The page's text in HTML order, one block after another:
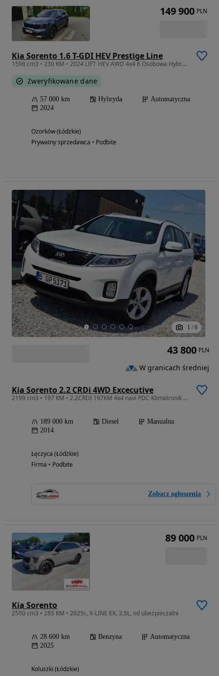
Kia Sorento 1.6 T-GDI HEV Prestige Line
1598 cm3 • 230 KM • 2024 LIFT HEV AWD 4x4 6 Osobowa Hybryda Nowe Opony
Zweryfikowane dane
57 000 km Hybryda
Automatyczna
2024
Ozorków (Łódzkie)
Prywatny sprzedawca • Podbite
149 900 PLN
1 / 6
Kia Sorento 2.2 CRDi 4WD Excecutive
2199 cm3 • 197 KM • 2.2CRDI 197KM 4x4 navi PDC Klimatronik Kamera RATY GWARANCJA
189 000 km Diesel
Manualna
2014
Łęczyca (Łódzkie)
Firma • Podbite
Zobacz ogłoszenia
43 800 PLN
W granicach średniej
Kia Sorento
2500 cm3 • 285 KM • 2025r., X-LINE EX, 2.5L, od ubezpieczalni
28 600 km Benzyna
Automatyczna
2025
Koluszki (Łódzkie)
89 000 PLN